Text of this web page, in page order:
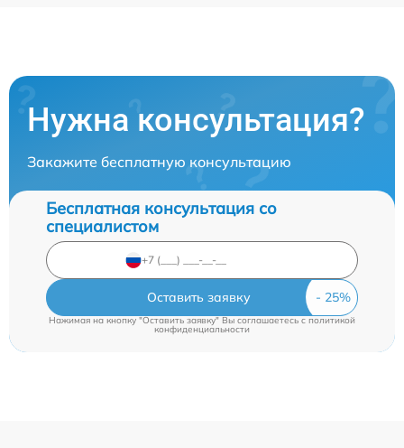
Нужна консультация?
Закажите бесплатную консультацию
Бесплатная консультация со
специалистом
Оставить заявку
Нажимая на кнопку "Оставить заявку" Вы соглашаетесь cполитикой
конфиденциальности